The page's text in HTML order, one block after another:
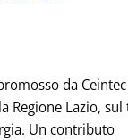
da Ceintec
Regione Lazio, sul
Un contributo